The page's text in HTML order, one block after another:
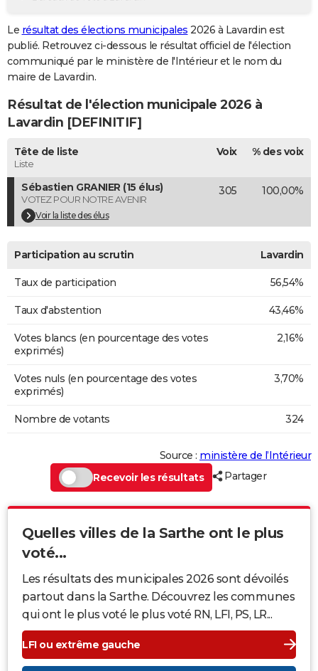
GUIDES D'ACHAT
BONS PLANS
CARTE DE VOEUX
Carte de Noël
Carte Bonne année
Carte Saint-Valentin
Carte Pâques
Carte d'anniversaire
DICTIONNAIRE
Dictionnaire
Biographies
Citations
Expressions
Proverbes
PROGRAMME TV
COPAINS D'AVANT
S'inscrire
Se connecter
Lycées
Collèges
Primaires
Universités
Entreprises
Service militaire
Avis de recherche
AVIS DE DÉCÈS
FORUM
Le résultat des élections municipales 2026 à Lavardin est
publié. Retrouvez ci-dessous le résultat officiel de l'élection
communiqué par le ministère de l'Intérieur et le nom du
maire de Lavardin.
Résultat de l'élection municipale 2026 à
Lavardin [DEFINITIF]
Tête de liste
Liste
Voix % des voix
Sébastien GRANIER (15 élus)
VOTEZ POUR NOTRE AVENIR
Voir la liste des élus
305 100,00%
Participation au scrutin Lavardin
Taux de participation 56,54%
Taux d'abstention 43,46%
Votes blancs (en pourcentage des votes
exprimés)
2,16%
Votes nuls (en pourcentage des votes
exprimés)
3,70%
Nombre de votants 324
Source : ministère de l’Intérieur
Recevoir les résultats
Partager
Quelles villes de la Sarthe ont le plus
voté...
Les résultats des municipales 2026 sont dévoilés
partout dans la Sarthe. Découvrez les communes
qui ont le plus voté le plus voté RN, LFI, PS, LR...
LFI ou extrême gauche